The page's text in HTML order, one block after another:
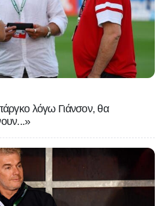
λόγω Γιάνσον, θα